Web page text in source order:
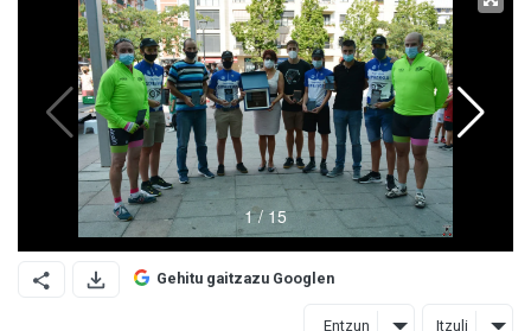
Gehitu gaitzazu Googlen
Entzun Itzuli